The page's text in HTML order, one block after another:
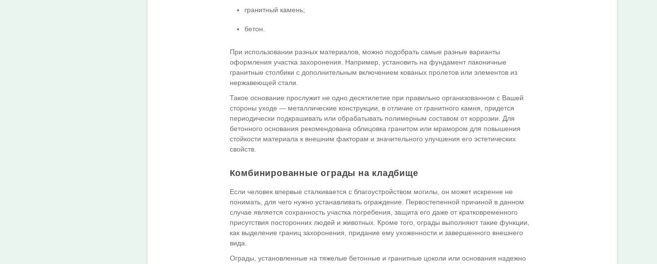
гранитный камень;
бетон.
При использовании разных материалов, можно подобрать самые разные варианты
оформления участка захоронения. Например, установить на фундамент лаконичные
гранитные столбики с дополнительным включением кованых пролетов или элементов из
нержавеющей стали.
Такое основание прослужит не одно десятилетие при правильно организованном с Вашей
стороны уходе — металлические конструкции, в отличие от гранитного камня, придется
периодически подкрашивать или обрабатывать полимерным составом от коррозии. Для
бетонного основания рекомендована облицовка гранитом или мрамором для повышения
стойкости материала к внешним факторам и значительного улучшения его эстетических
свойств.
Комбинированные ограды на кладбище
Если человек впервые сталкивается с благоустройством могилы, он может искренне не
понимать, для чего нужно устанавливать ограждение. Первостепенной причиной в данном
случае является сохранность участка погребения, защита его даже от кратковременного
присутствия посторонних людей и животных. Кроме того, ограды выполняют такие функции,
как выделение границ захоронения, придание ему ухоженности и завершенного внешнего
вида.
Ограды, установленные на тяжелые бетонные и гранитные цоколи или основания надежно